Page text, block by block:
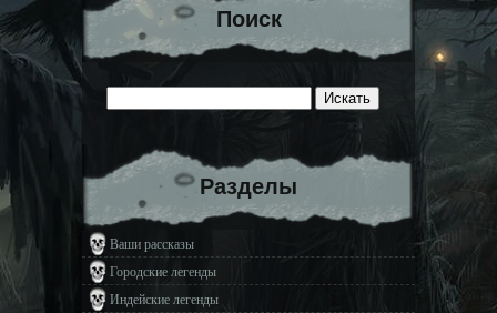
Поиск
Разделы
Ваши рассказы
Городские легенды
Индейские легенды